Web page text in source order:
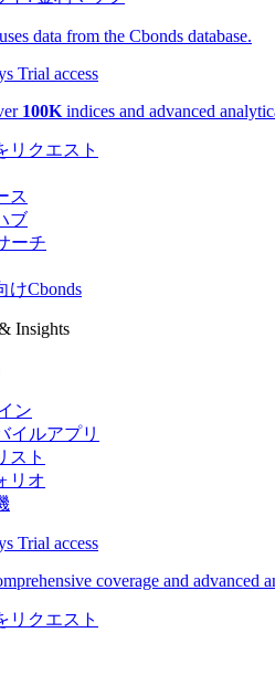
data from the Cbonds database.
Trial access
100K indices and advanced
リクエスト
ス
ブ
ーチ
けCbonds
Insights
ン
イルアプリ
スト
リオ
Trial access
coverage and advanced
リクエスト